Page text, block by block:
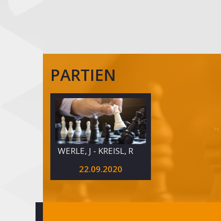
PARTIEN
WERLE, J - KREISL, R
22.09.2020